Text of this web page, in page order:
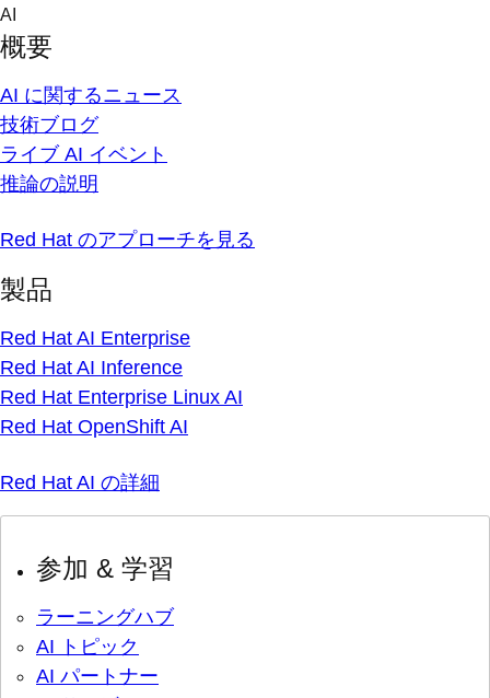
Skip
content
AI
概要
AI に関するニュース
技術ブログ
ライブ AI イベント
推論の説明
Red Hat のアプローチを見る
製品
Red Hat AI Enterprise
Red Hat AI Inference
Red Hat Enterprise Linux AI
Red Hat OpenShift AI
Red Hat AI の詳細
参加 & 学習
ラーニングハブ
AI トピック
AI パートナー